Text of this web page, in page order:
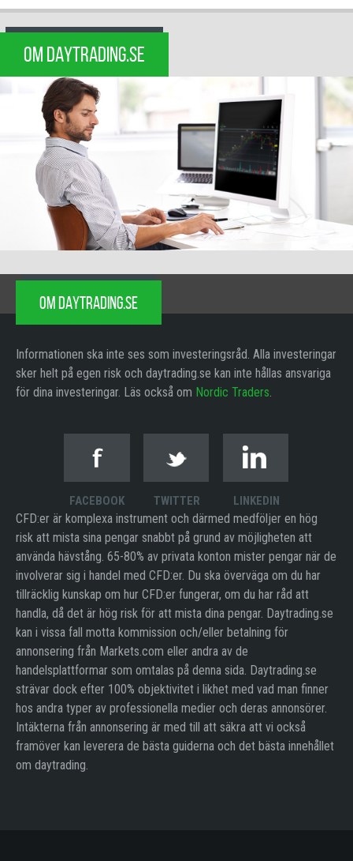
OM DAYTRADING.SE
OM DAYTRADING.SE
Informationen ska inte ses som investeringsråd. Alla investeringar
sker helt på egen risk och daytrading.se kan inte hållas ansvariga
för dina investeringar. Läs också om Nordic Traders.
FACEBOOK TWITTER LINKEDIN
CFD:er är komplexa instrument och därmed medföljer en hög
risk att mista sina pengar snabbt på grund av möjligheten att
använda hävstång. 65-80% av privata konton mister pengar när de
involverar sig i handel med CFD:er. Du ska överväga om du har
tillräcklig kunskap om hur CFD:er fungerar, om du har råd att
handla, då det är hög risk för att mista dina pengar. Daytrading.se
kan i vissa fall motta kommission och/eller betalning för
annonsering från Markets.com eller andra av de
handelsplattformar som omtalas på denna sida. Daytrading.se
strävar dock efter 100% objektivitet i likhet med vad man finner
hos andra typer av professionella medier och deras annonsörer.
Intäkterna från annonsering är med till att säkra att vi också
framöver kan leverera de bästa guiderna och det bästa innehållet
om daytrading.